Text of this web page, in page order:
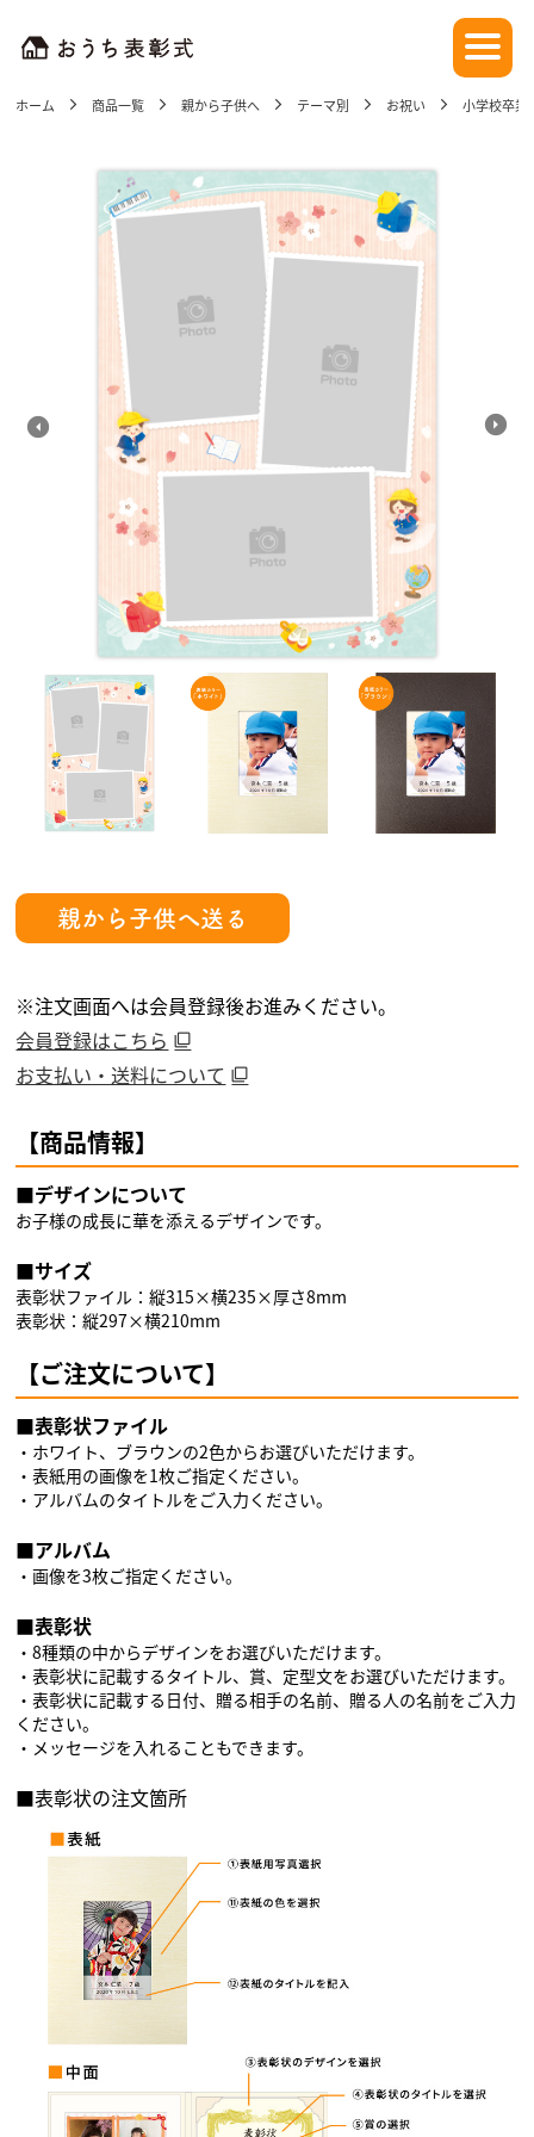
ホーム 商品一覧 親から子供へ テーマ別 お祝い 小学校卒業
親から子供へ送る
※注文画面へは会員登録後お進みください。
会員登録はこちら
お支払い・送料について
【商品情報】
■デザインについて
お子様の成長に華を添えるデザインです。
■サイズ
表彰状ファイル：縦315×横235×厚さ8mm
表彰状：縦297×横210mm
【ご注文について】
■表彰状ファイル
・ホワイト、ブラウンの2色からお選びいただけます。
・表紙用の画像を1枚ご指定ください。
・アルバムのタイトルをご入力ください。
■アルバム
・画像を3枚ご指定ください。
■表彰状
・8種類の中からデザインをお選びいただけます。
・表彰状に記載するタイトル、賞、定型文をお選びいただけます。
・表彰状に記載する日付、贈る相手の名前、贈る人の名前をご入力
ください。
・メッセージを入れることもできます。
■表彰状の注文箇所